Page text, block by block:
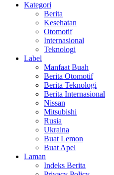
Kategori
Berita
Kesehatan
Otomotif
Internasional
Teknologi
Label
Manfaat Buah
Berita Otomotif
Berita Teknologi
Berita Internasional
Nissan
Mitsubishi
Rusia
Ukraina
Buat Lemon
Buat Apel
Laman
Indeks Berita